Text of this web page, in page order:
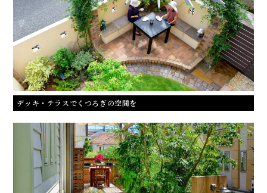
デッキ・テラスでくつろぎの空間を